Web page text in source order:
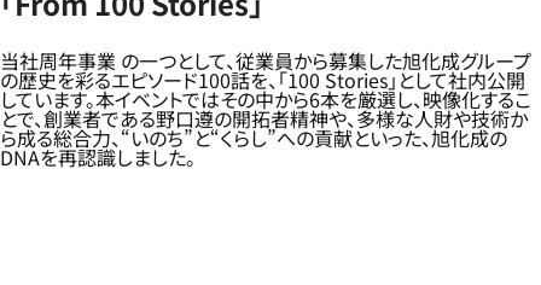
当社周年事業 の一つとして、従業員から募集した旭化成グループ
の歴史を彩るエピソード100話を、「100 Stories」として社内公開
しています。本イベントではその中から6本を厳選し、映像化するこ
とで、創業者である野口遵の開拓者精神や、多様な人財や技術か
ら成る総合力、“いのち”と“くらし”への貢献といった、旭化成の
DNAを再認識しました。